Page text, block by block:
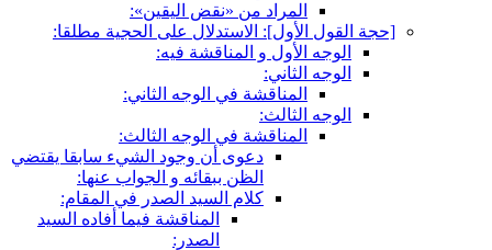
المراد من «نقض اليقين»:
[حجة القول الأول‏]: الاستدلال على الحجية مطلقا:
الوجه الأول و المناقشة فيه:
الوجه الثاني:
المناقشة في الوجه الثاني:
الوجه الثالث:
المناقشة في الوجه الثالث:
دعوى أن وجود الشي‏ء سابقا يقتضي
الظن ببقائه و الجواب عنها:
كلام السيد الصدر في المقام:
المناقشة فيما أفاده السيد
الصدر: